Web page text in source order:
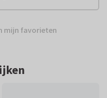
mijn favorieten